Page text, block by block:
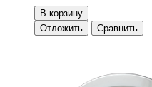
В корзину
Отложить
Сравнить